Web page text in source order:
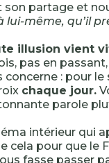
son partage et
lui-même, qu’il
illusion vient
pas en
concerne : pour
chaque jour.
parole
intérieur qui
cela pour que le
fasse passer